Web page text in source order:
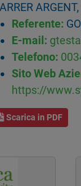
Referente:
E-mail:
Telefono:
Sito Web
https://
Scarica in PDF